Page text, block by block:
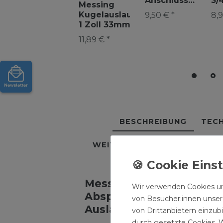
Messing
Kugelauslaufhahn
1 Zoll 33mm
Absperrhahn
Kugelhahn
11,89 € *
Kugel-Hahn
1/2" 21mm
9,50 € *
BESCHREIBUNG
WEITERE DETAILS
Messing
Absperrhahn
Auslaufhahn
Wir verwenden Cookies
von Besucher:innen
von Drittanbietern